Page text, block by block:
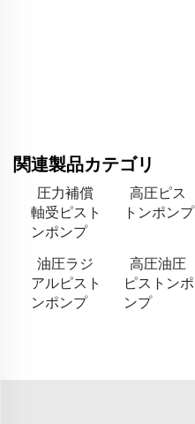
関連製品カテゴリ
圧力補償
軸受ピスト
ンポンプ
高圧ピス
トンポンプ
油圧ラジ
アルピスト
ンポンプ
高圧油圧
ピストンポ
ンプ